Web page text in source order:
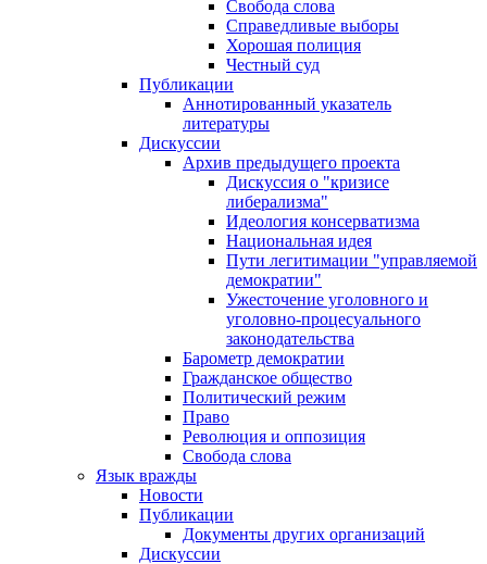
Свобода слова
Справедливые выборы
Хорошая полиция
Честный суд
Публикации
Аннотированный указатель
литературы
Дискуссии
Архив предыдущего проекта
Дискуссия о "кризисе
либерализма"
Идеология консерватизма
Национальная идея
Пути легитимации "управляемой
демократии"
Ужесточение уголовного и
уголовно-процесуального
законодательства
Барометр демократии
Гражданское общество
Политический режим
Право
Революция и оппозиция
Свобода слова
Язык вражды
Новости
Публикации
Документы других организаций
Дискуссии